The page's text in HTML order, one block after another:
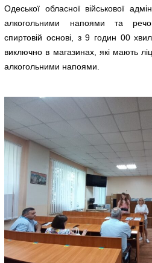
Одеської обласної військової
алкогольними напоями та
спиртовій основі, з 9 годин 00
виключно в магазинах, які мають
алкогольними напоями.